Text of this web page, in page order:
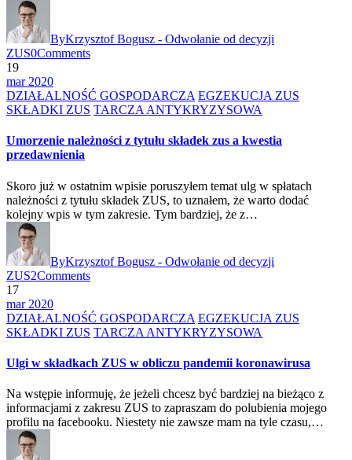
ByKrzysztof Bogusz - Odwołanie od decyzji
ZUS0Comments
19
mar 2020
DZIAŁALNOŚĆ GOSPODARCZA EGZEKUCJA ZUS
SKŁADKI ZUS TARCZA ANTYKRYZYSOWA
Umorzenie należności z tytułu składek zus a kwestia
przedawnienia
Skoro już w ostatnim wpisie poruszyłem temat ulg w spłatach
należności z tytułu składek ZUS, to uznałem, że warto dodać
kolejny wpis w tym zakresie. Tym bardziej, że z…
ByKrzysztof Bogusz - Odwołanie od decyzji
ZUS2Comments
17
mar 2020
DZIAŁALNOŚĆ GOSPODARCZA EGZEKUCJA ZUS
SKŁADKI ZUS TARCZA ANTYKRYZYSOWA
Ulgi w składkach ZUS w obliczu pandemii koronawirusa
Na wstępie informuję, że jeżeli chcesz być bardziej na bieżąco z
informacjami z zakresu ZUS to zapraszam do polubienia mojego
profilu na facebooku. Niestety nie zawsze mam na tyle czasu,…